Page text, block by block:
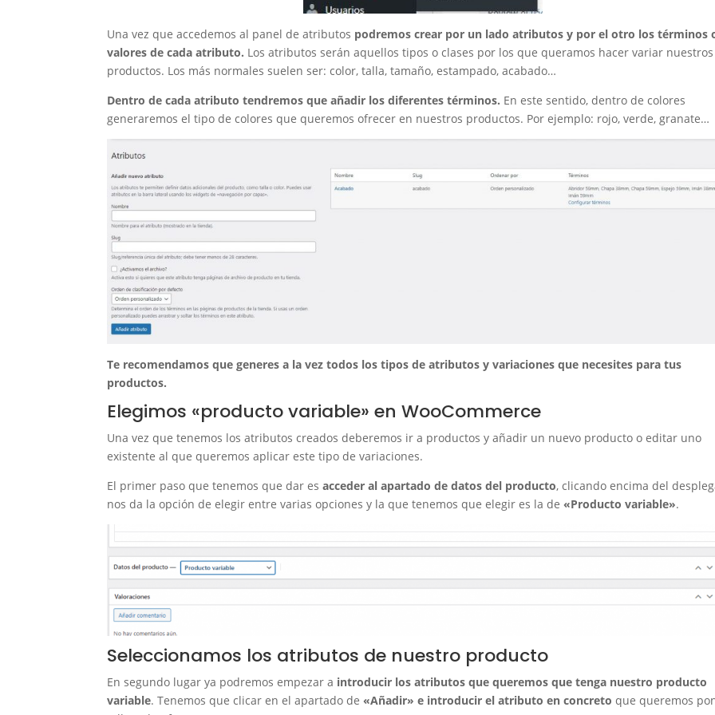
Una vez que accedemos al panel de atributos podremos crear por un lado atributos y por el otro los términos
valores de cada atributo. Los atributos serán aquellos tipos o clases por los que queramos hacer variar nuestros
productos. Los más normales suelen ser: color, talla, tamaño, estampado, acabado…
Dentro de cada atributo tendremos que añadir los diferentes términos. En este sentido, dentro de colores
generaremos el tipo de colores que queremos ofrecer en nuestros productos. Por ejemplo: rojo, verde, granate…
Te recomendamos que generes a la vez todos los tipos de atributos y variaciones que necesites para tus
productos.
Elegimos «producto variable» en WooCommerce
Una vez que tenemos los atributos creados deberemos ir a productos y añadir un nuevo producto o editar uno
existente al que queremos aplicar este tipo de variaciones.
El primer paso que tenemos que dar esacceder al apartado de datos del producto, clicando encima del
nos da la opción de elegir entre varias opciones y la que tenemos que elegir es la de «Producto variable».
Seleccionamos los atributos de nuestro producto
En segundo lugar ya podremos empezar a introducir los atributos que queremos que tenga nuestro producto
variable. Tenemos que clicar en el apartado de «Añadir» e introducir el atributo en concreto que queremos